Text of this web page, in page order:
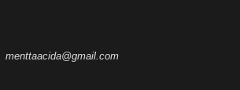
menttaacida@gmail.com